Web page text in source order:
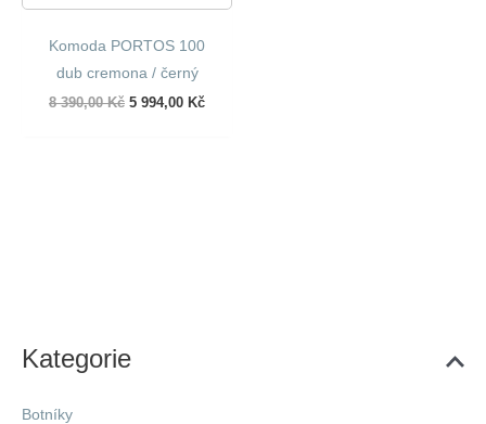
Kategorie
Botníky
Komoda PORTOS 100
dub cremona / černý
8 390,00Kč Původní
5 994,00 KčAktuální